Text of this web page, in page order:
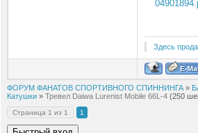
Здесь
ФОРУМ ФАНАТОВ СПОРТИВНОГО СПИННИНГА »
Катушки » Тревел Daiwa Lurenist Mobile 66L-4 (250
Страница 1 из 1 1